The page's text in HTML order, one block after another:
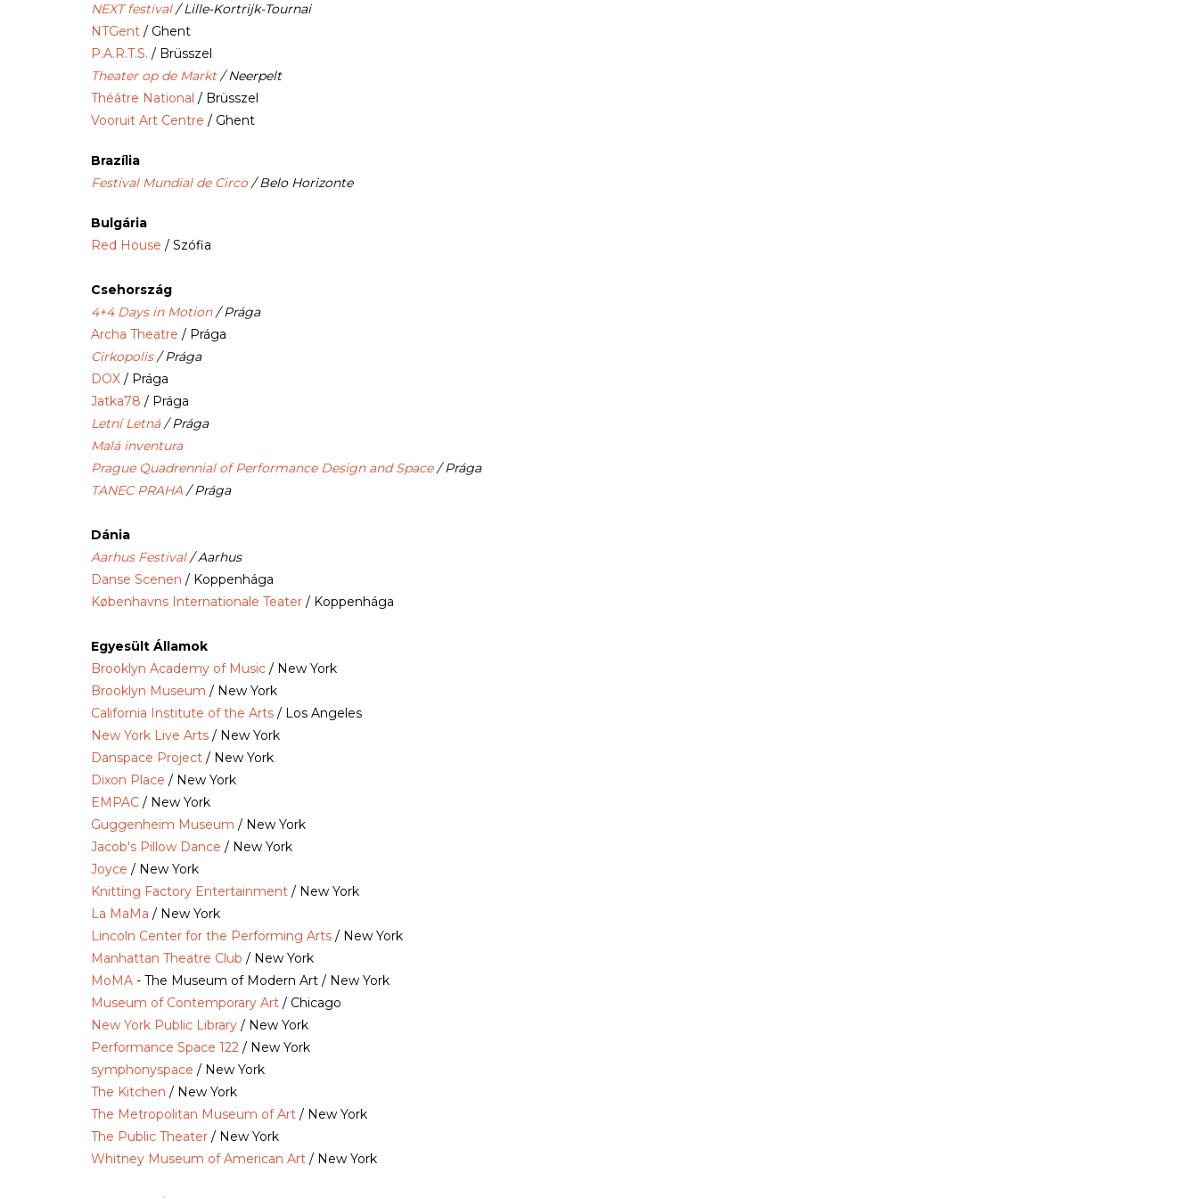
NEXT festival/ Lille-Kortrijk-Tournai
NTGent / Ghent
P.A.R.T.S. / Brüsszel
Theater op de Markt/ Neerpelt
Théâtre National / Brüsszel
Vooruit Art Centre / Ghent
Brazília
Festival Mundial de Circo/ Belo Horizonte
Bulgária
Red House / Szófia
Csehország
4+4 Days in Motion/ Prága
Archa Theatre / Prága
Cirkopolis/ Prága
DOX / Prága
Jatka78 / Prága
Letní Letná/ Prága
Malá inventura
Prague Quadrennial of Performance Design and Space/ Prága
TANEC PRAHA / Prága
Dánia
Aarhus Festival/ Aarhus
Danse Scenen / Koppenhága
Københavns Internationale Teater / Koppenhága
Egyesült Államok
Brooklyn Academy of Music / New York
Brooklyn Museum / New York
California Institute of the Arts / Los Angeles
New York Live Arts / New York
Danspace Project / New York
Dixon Place / New York
EMPAC / New York
Guggenheim Museum / New York
Jacob's Pillow Dance / New York
Joyce / New York
Knitting Factory Entertainment / New York
La MaMa / New York
Lincoln Center for the Performing Arts / New York
Manhattan Theatre Club / New York
MoMA - The Museum of Modern Art / New York
Museum of Contemporary Art / Chicago
New York Public Library / New York
Performance Space 122 / New York
symphonyspace / New York
The Kitchen / New York
The Metropolitan Museum of Art / New York
The Public Theater / New York
Whitney Museum of American Art / New York